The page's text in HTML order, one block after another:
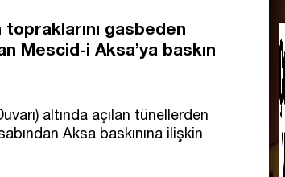
gasbeden
Mescid-i Aksa’ya baskın
altında açılan tünellerden
Aksa baskınına ilişkin